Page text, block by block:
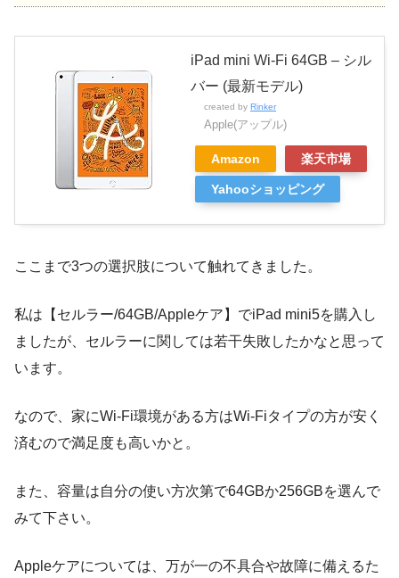
iPad mini Wi-Fi 64GB – シル
バー (最新モデル)
created by Rinker
Apple(アップル)
Amazon 楽天市場
Yahooショッピング
ここまで3つの選択肢について触れてきました。
私は【セルラー/64GB/Appleケア】でiPad mini5を購入し
ましたが、セルラーに関しては若干失敗したかなと思って
います。
なので、家にWi-Fi環境がある方はWi-Fiタイプの方が安く
済むので満足度も高いかと。
また、容量は自分の使い方次第で64GBか256GBを選んで
みて下さい。
Appleケアについては、万が一の不具合や故障に備えるた